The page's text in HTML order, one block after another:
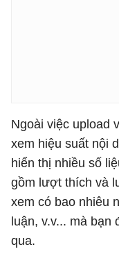
Ngoài việc upload
xem hiệu suất nội
hiển thị nhiều số
gồm lượt thích và
xem có bao nhiêu
luận, v.v... mà
qua.